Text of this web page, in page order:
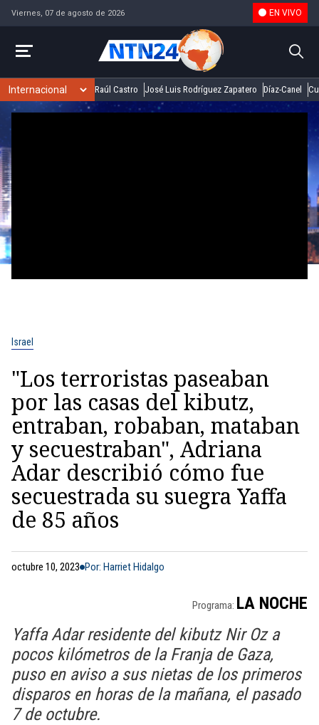
Viernes, 07 de agosto de 2026 EN VIVO
Raúl Castro José Luis Rodríguez Zapatero Díaz-Canel
Israel
"Los terroristas paseaban
por las casas del kibutz,
entraban, robaban, mataban
y secuestraban", Adriana
Adar describió cómo fue
secuestrada su suegra Yaffa
de 85 años
octubre 10, 2023 Por: Harriet Hidalgo
Programa: LA NOCHE
Yaffa Adar residente del kibutz Nir Oz a
pocos kilómetros de la Franja de Gaza,
puso en aviso a sus nietas de los primeros
disparos en horas de la mañana, el pasado
7 de octubre.